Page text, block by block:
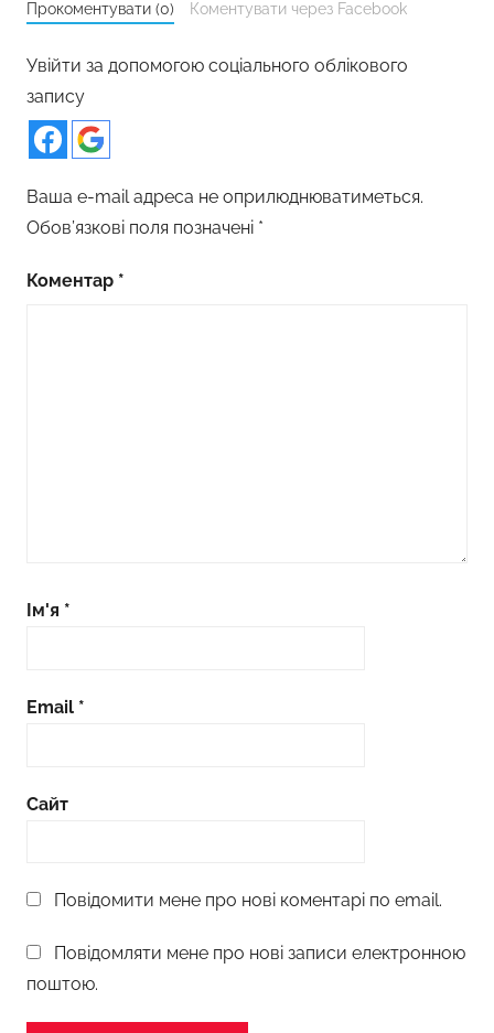
Прокоментувати (0) Коментувати через Facebook
Увійти за допомогою соціального облікового
запису
Ваша e-mail адреса не оприлюднюватиметься.
Обов’язкові поля позначені *
Коментар *
Ім'я *
Email *
Сайт
Повідомити мене про нові коментарі по email.
Повідомляти мене про нові записи електронною
поштою.